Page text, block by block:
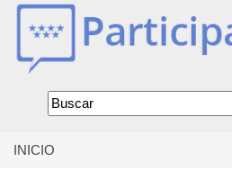
Jump
Formulario
de
INICIO